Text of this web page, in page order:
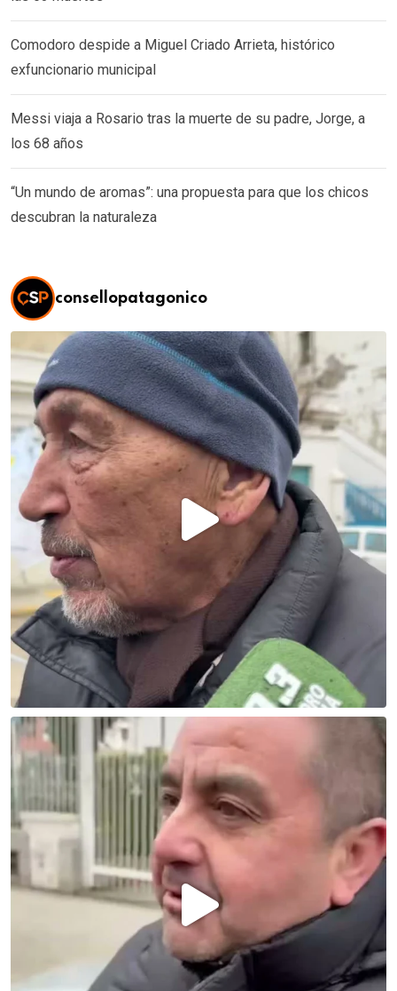
Comodoro despide a Miguel Criado Arrieta, histórico
exfuncionario municipal
Messi viaja a Rosario tras la muerte de su padre, Jorge, a
los 68 años
“Un mundo de aromas”: una propuesta para que los chicos
descubran la naturaleza
consellopatagonico